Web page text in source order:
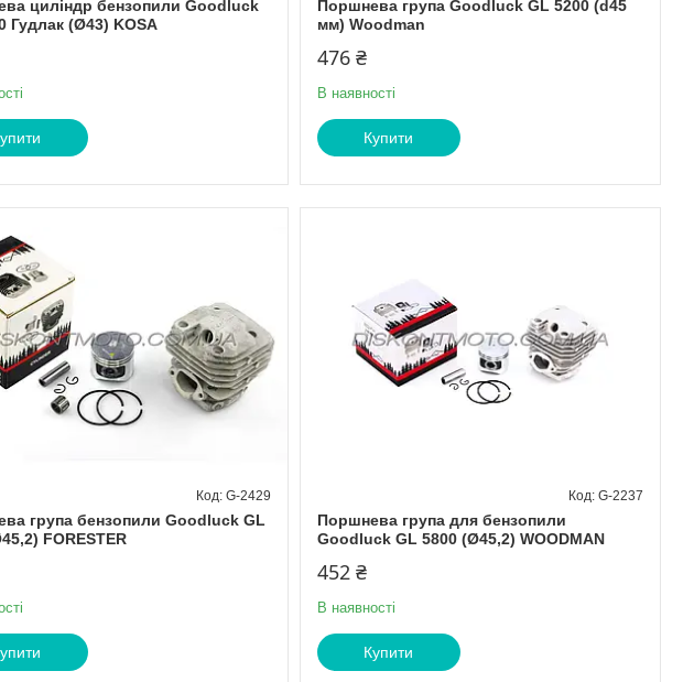
циліндр бензопили Goodluck
Гудлак (Ø43) KOSA
Поршнева група Goodluck GL 5200 (d45
мм) Woodman
476 ₴
В наявності
Купити
група бензопили Goodluck GL
FORESTER
G-2429
Поршнева група для бензопили
Goodluck GL 5800 (Ø45,2) WOODMAN
G-2237
452 ₴
В наявності
Купити